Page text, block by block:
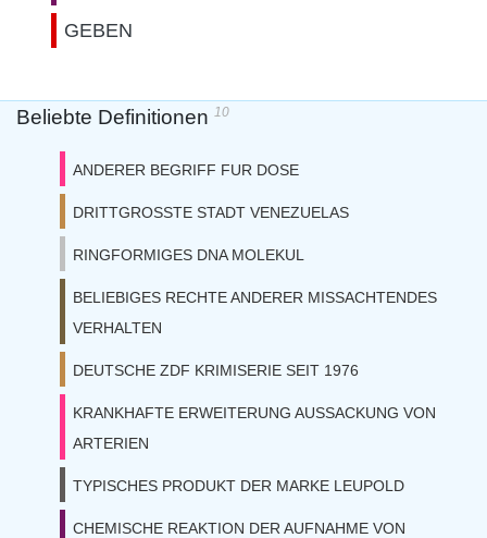
GEBEN
Beliebte Definitionen 10
ANDERER BEGRIFF FUR DOSE
DRITTGROSSTE STADT VENEZUELAS
RINGFORMIGES DNA MOLEKUL
BELIEBIGES RECHTE ANDERER MISSACHTENDES
VERHALTEN
DEUTSCHE ZDF KRIMISERIE SEIT 1976
KRANKHAFTE ERWEITERUNG AUSSACKUNG VON
ARTERIEN
TYPISCHES PRODUKT DER MARKE LEUPOLD
CHEMISCHE REAKTION DER AUFNAHME VON